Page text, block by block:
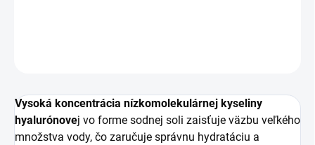
Vysoká koncentrácia nízkomolekulárnej kyseliny
hyalurónovej vo forme sodnej soli zaisťuje väzbu veľkého
množstva vody, čo zaručuje správnu hydratáciu a